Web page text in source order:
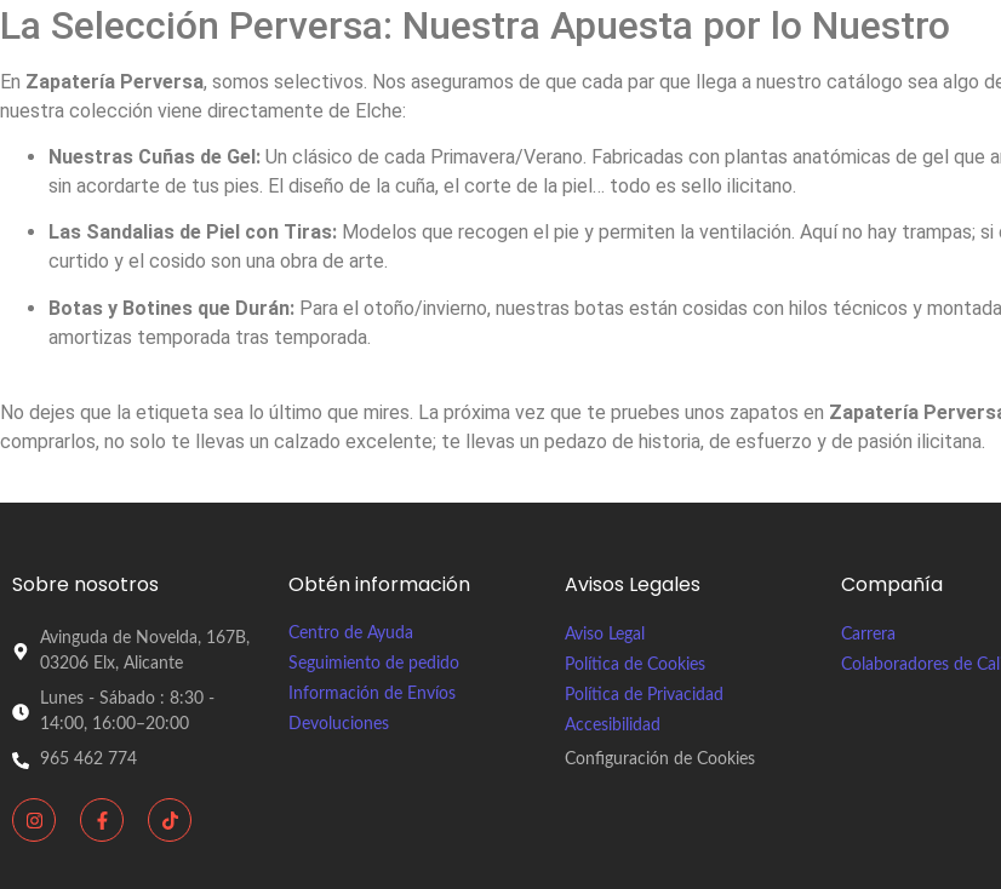
La Selección Perversa: Nuestra Apuesta por lo Nuestro
En Zapatería Perversa, somos selectivos. Nos aseguramos de que cada par que llega a nuestro catálogo sea algo
nuestra colección viene directamente de Elche:
Nuestras Cuñas de Gel: Un clásico de cada Primavera/Verano. Fabricadas con plantas anatómicas de gel
sin acordarte de tus pies. El diseño de la cuña, el corte de la piel… todo es sello ilicitano.
Las Sandalias de Piel con Tiras: Modelos que recogen el pie y permiten la ventilación. Aquí no hay trampas;
curtido y el cosido son una obra de arte.
Botas y Botines que Durán: Para el otoño/invierno, nuestras botas están cosidas con hilos técnicos y
amortizas temporada tras temporada.
No dejes que la etiqueta sea lo último que mires. La próxima vez que te pruebes unos zapatos en Zapatería
comprarlos, no solo te llevas un calzado excelente; te llevas un pedazo de historia, de esfuerzo y de pasión ilicitana.
Sobre nosotros
Avinguda de Novelda, 167B,
03206 Elx, Alicante
Lunes - Sábado : 8:30 -
14:00, 16:00–20:00
965 462 774
Obtén información
Centro de Ayuda
Seguimiento de pedido
Información de Envíos
Devoluciones
Avisos Legales
Aviso Legal
Política de Cookies
Política de Privacidad
Accesibilidad
Configuración de Cookies
Compañía
Carrera
Colaboradores de